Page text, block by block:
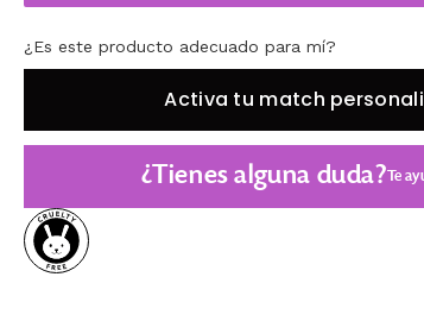
OFERTAS
¡HAN VUELTO!
PRÓXIMAMENTE
BLOG
¿Es este producto adecuado para mí?
Activa tu match
¿Tienes alguna duda?Te